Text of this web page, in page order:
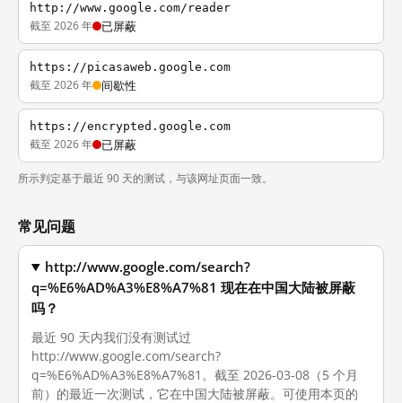
http://www.google.com/reader
截至 2026 年 已屏蔽
https://picasaweb.google.com
截至 2026 年 间歇性
https://encrypted.google.com
截至 2026 年 已屏蔽
所示判定基于最近 90 天的测试，与该网址页面一致。
常见问题
http://www.google.com/search?
q=%E6%AD%A3%E8%A7%81 现在在中国大陆被屏蔽
吗？
最近 90 天内我们没有测试过
http://www.google.com/search?
q=%E6%AD%A3%E8%A7%81。截至 2026-03-08（5 个月
前）的最近一次测试，它在中国大陆被屏蔽。可使用本页的